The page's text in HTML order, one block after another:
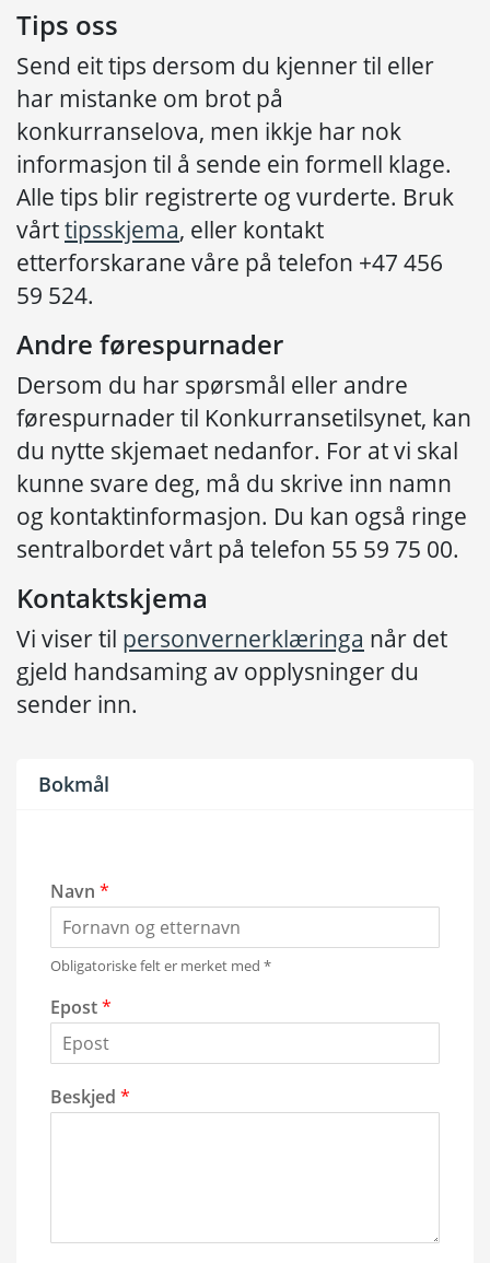
Tips oss
Send eit tips dersom du kjenner til eller
har mistanke om brot på
konkurranselova, men ikkje har nok
informasjon til å sende ein formell klage.
Alle tips blir registrerte og vurderte. Bruk
vårttipsskjema, eller kontakt
etterforskarane våre på telefon +47 456
59 524.
Andre førespurnader
Dersom du har spørsmål eller andre
førespurnader til Konkurransetilsynet, kan
du nytte skjemaet nedanfor. For at vi skal
kunne svare deg, må du skrive inn namn
og kontaktinformasjon. Du kan også ringe
sentralbordet vårt på telefon 55 59 75 00.
Kontaktskjema
Vi viser til personvernerklæringa når det
gjeld handsaming av opplysninger du
sender inn.
Bokmål
Navn *
Obligatoriske felt er merket med *
Epost*
Beskjed *